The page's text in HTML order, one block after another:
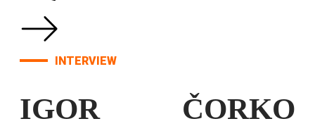
INTERVIEW
IGOR ČORKO